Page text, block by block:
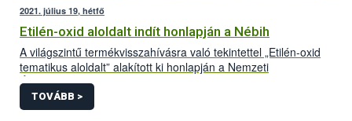
2021. július 19, hétfő
Etilén-oxid aloldalt indít honlapján a Nébih
A világszintű termékvisszahívásra való tekintettel „Etilén-oxid
tematikus aloldalt” alakított ki honlapján a Nemzeti
Élelmiszerlánc-biztonsági Hivatal (Nébih). A folyamatosan
frissülő felületre azok a Magyarországon forgalomba hozott
termékek kerülnek, amelyek bizonyítottan etilén-oxiddal
TOVÁBB >